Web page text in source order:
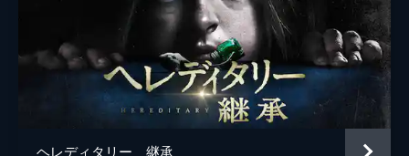
ヘレディタリー 継承